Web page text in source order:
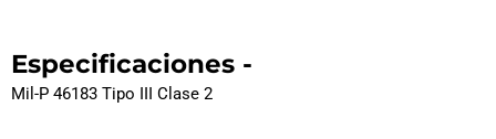
Especificaciones -
Mil-P 46183 Tipo III Clase 2